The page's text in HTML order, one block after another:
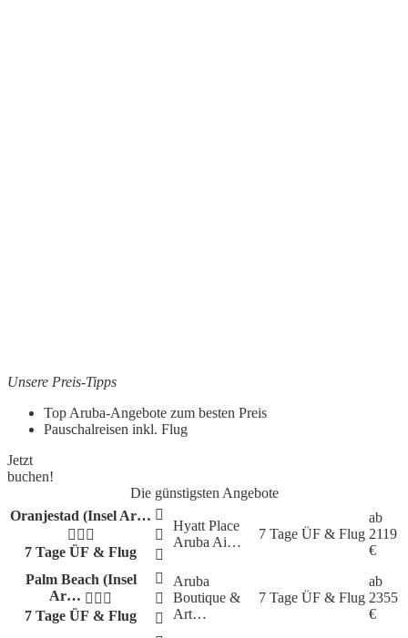
Unsere Preis-Tipps
Top Aruba-Angebote zum besten Preis
Pauschalreisen inkl. Flug
Jetzt
buchen!
Die günstigsten Angebote
Oranjestad (Insel Ar…
7 Tage ÜF & Flug
Hyatt Place
Aruba Ai…
7 Tage ÜF & Flug
ab
2119
€
Palm Beach (Insel
Ar…
7 Tage ÜF & Flug
Aruba
Boutique &
Art…
7 Tage ÜF & Flug
ab
2355
€